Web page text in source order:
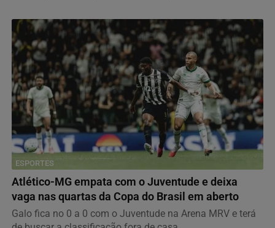
ESPORTES
Atlético-MG empata com o Juventude e deixa
vaga nas quartas da Copa do Brasil em aberto
Galo fica no 0 a 0 com o Juventude na Arena MRV e terá